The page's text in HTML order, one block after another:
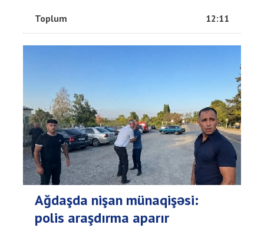
Toplum 12:11
Ağdaşda nişan münaqişəsi:
polis araşdırma aparır